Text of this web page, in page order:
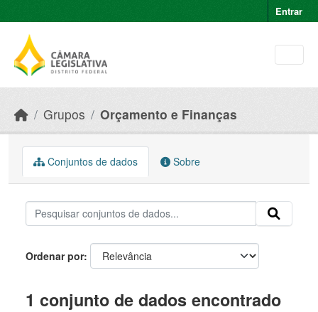
Entrar
Grupos Orçamento e Finanças
Conjuntos de dados Sobre
Ordenar por
1 conjunto de dados encontrado